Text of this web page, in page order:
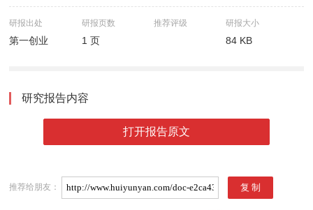
研报出处
第一创业
研报页数
1 页
推荐评级 研报大小
84 KB
研究报告内容
打开报告原文
推荐给朋友：